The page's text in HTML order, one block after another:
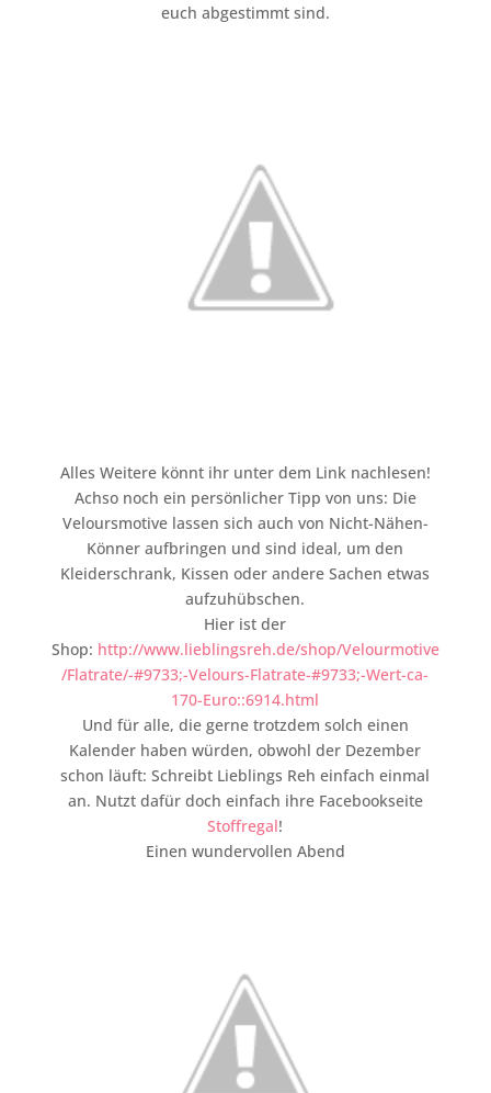
euch abgestimmt sind.
Alles Weitere könnt ihr unter dem Link nachlesen!
Achso noch ein persönlicher Tipp von uns: Die
Veloursmotive lassen sich auch von Nicht-Nähen-
Könner aufbringen und sind ideal, um den
Kleiderschrank, Kissen oder andere Sachen etwas
aufzuhübschen.
Hier ist der
Shop: http://www.lieblingsreh.de/shop/Velourmotive
/Flatrate/-#9733;-Velours-Flatrate-#9733;-Wert-ca-
170-Euro::6914.html
Und für alle, die gerne trotzdem solch einen
Kalender haben würden, obwohl der Dezember
schon läuft: Schreibt Lieblings Reh einfach einmal
an. Nutzt dafür doch einfach ihre Facebookseite
Stoffregal!
Einen wundervollen Abend